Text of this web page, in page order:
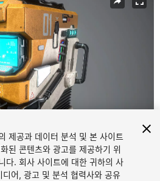
1/11
제공과 데이터 분석 및 본 사이트
된 콘텐츠와 광고를 제공하기 위
다. 회사 사이트에 대한 귀하의 사
어, 광고 및 분석 협력사와 공유